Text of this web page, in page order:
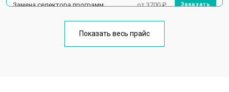
Замена селектора программ от 3700 ₽ Заказать
Замена опоры бака от 2800 ₽
Показать весь прайс